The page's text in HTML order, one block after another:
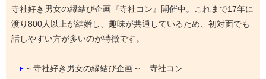
寺社好き男女の縁結び企画『寺社コン』開催中。これまで17年に
渡り800人以上が結婚し、趣味が共通しているため、初対面でも
話しやすい方が多いのが特徴です。
～寺社好き男女の縁結び企画～ 寺社コン